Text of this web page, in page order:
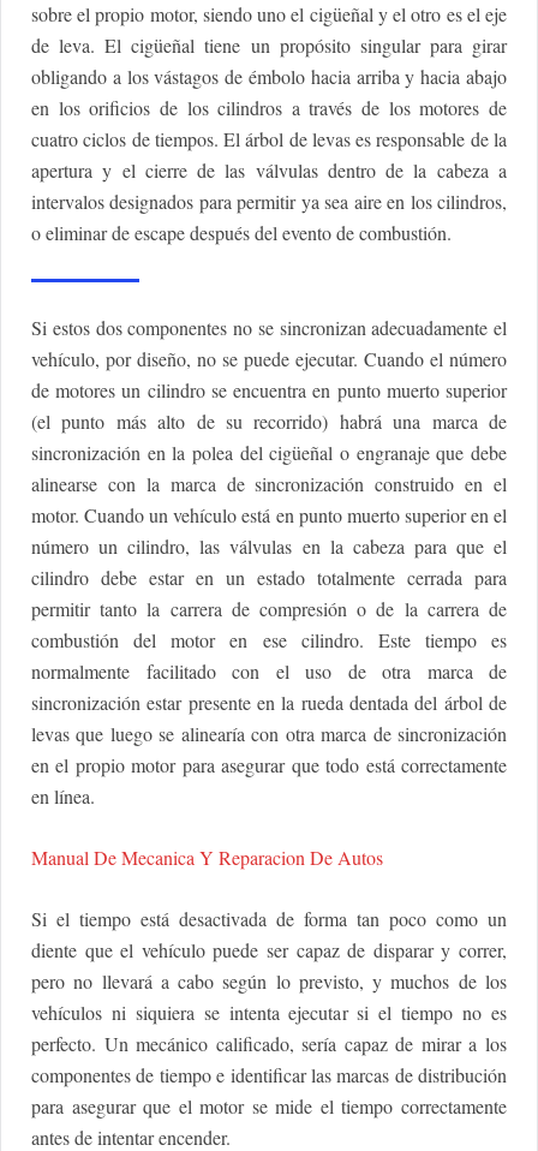
sobre el propio motor, siendo uno el cigüeñal y el otro es el eje
de leva. El cigüeñal tiene un propósito singular para girar
obligando a los vástagos de émbolo hacia arriba y hacia abajo
en los orificios de los cilindros a través de los motores de
cuatro ciclos de tiempos. El árbol de levas es responsable de la
apertura y el cierre de las válvulas dentro de la cabeza a
intervalos designados para permitir ya sea aire en los cilindros,
o eliminar de escape después del evento de combustión.
Si estos dos componentes no se sincronizan adecuadamente el
vehículo, por diseño, no se puede ejecutar. Cuando el número
de motores un cilindro se encuentra en punto muerto superior
(el punto más alto de su recorrido) habrá una marca de
sincronización en la polea del cigüeñal o engranaje que debe
alinearse con la marca de sincronización construido en el
motor. Cuando un vehículo está en punto muerto superior en el
número un cilindro, las válvulas en la cabeza para que el
cilindro debe estar en un estado totalmente cerrada para
permitir tanto la carrera de compresión o de la carrera de
combustión del motor en ese cilindro. Este tiempo es
normalmente facilitado con el uso de otra marca de
sincronización estar presente en la rueda dentada del árbol de
levas que luego se alinearía con otra marca de sincronización
en el propio motor para asegurar que todo está correctamente
en línea.
Manual De Mecanica Y Reparacion De Autos
Si el tiempo está desactivada de forma tan poco como un
diente que el vehículo puede ser capaz de disparar y correr,
pero no llevará a cabo según lo previsto, y muchos de los
vehículos ni siquiera se intenta ejecutar si el tiempo no es
perfecto. Un mecánico calificado, sería capaz de mirar a los
componentes de tiempo e identificar las marcas de distribución
para asegurar que el motor se mide el tiempo correctamente
antes de intentar encender.